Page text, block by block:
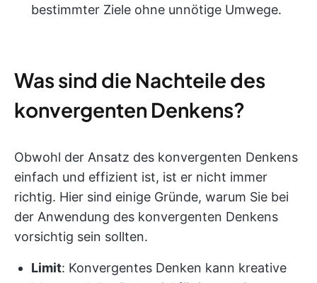
bestimmter Ziele ohne unnötige Umwege.
Was sind die Nachteile des
konvergenten Denkens?
Obwohl der Ansatz des konvergenten Denkens
einfach und effizient ist, ist er nicht immer
richtig. Hier sind einige Gründe, warum Sie bei
der Anwendung des konvergenten Denkens
vorsichtig sein sollten.
Limit: Konvergentes Denken kann kreative